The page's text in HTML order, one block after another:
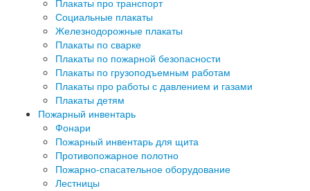
Плакаты про транспорт
Социальные плакаты
Железнодорожные плакаты
Плакаты по сварке
Плакаты по пожарной безопасности
Плакаты по грузоподъемным работам
Плакаты про работы с давлением и газами
Плакаты детям
Пожарный инвентарь
Фонари
Пожарный инвентарь для щита
Противопожарное полотно
Пожарно-спасательное оборудование
Лестницы